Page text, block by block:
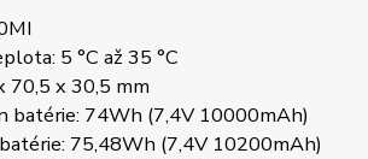
5 °C až 35 °C
70,5 x 30,5 mm
batérie: 74Wh (7,4V 10000mAh)
75,48Wh (7,4V 10200mAh)